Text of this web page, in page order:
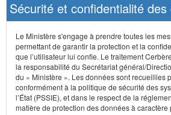
Sécurité et confidentialité des
Le Ministère s'engage à prendre toutes les
permettant de garantir la protection et la
que l’utilisateur lui confie. Le traitement
la responsabilité du Secrétariat général/
du « Ministère ». Les données sont recueillies
conformément à la politique de sécurité des
l’État (PSSIE), et dans le respect de la
matière de protection des données à caractère